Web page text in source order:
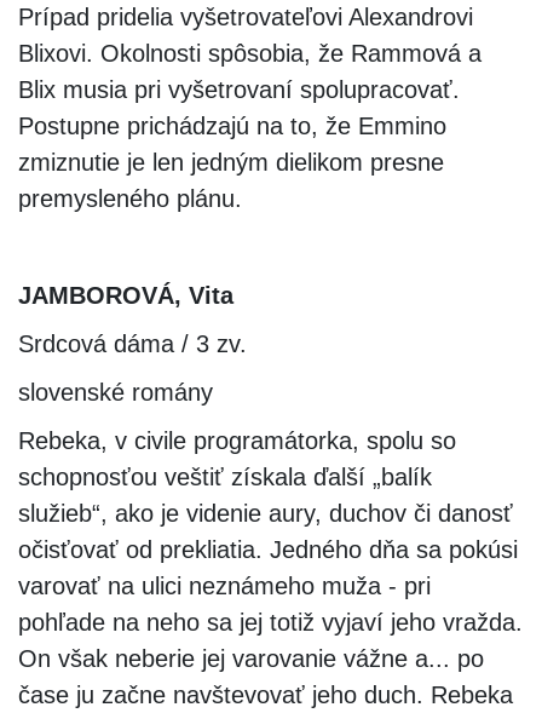
Prípad pridelia vyšetrovateľovi Alexandrovi
Blixovi. Okolnosti spôsobia, že Rammová a
Blix musia pri vyšetrovaní spolupracovať.
Postupne prichádzajú na to, že Emmino
zmiznutie je len jedným dielikom presne
premysleného plánu.
JAMBOROVÁ, Vita
Srdcová dáma / 3 zv.
slovenské romány
Rebeka, v civile programátorka, spolu so
schopnosťou veštiť získala ďalší „balík
služieb“, ako je videnie aury, duchov či danosť
očisťovať od prekliatia. Jedného dňa sa pokúsi
varovať na ulici neznámeho muža - pri
pohľade na neho sa jej totiž vyjaví jeho vražda.
On však neberie jej varovanie vážne a... po
čase ju začne navštevovať jeho duch. Rebeka